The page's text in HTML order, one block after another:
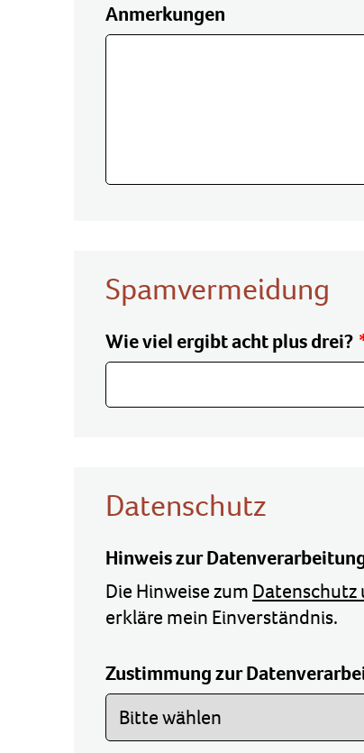
Anmerkungen
Spamvermeidung
Wie viel ergibt acht plus drei?
Datenschutz
Hinweis zur
Die Hinweise zum
erkläre mein Einverständnis.
Zustimmung zur